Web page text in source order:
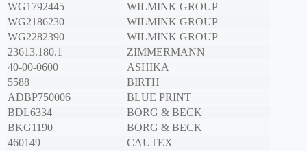
WG1792445
WILMINK GROUP
WG2186230
WILMINK GROUP
WG2282390
WILMINK GROUP
23613.180.1
ZIMMERMANN
40-00-0600
ASHIKA
5588
BIRTH
ADBP750006
BLUE PRINT
BDL6334
BORG & BECK
BKG1190
BORG & BECK
460149
CAUTEX